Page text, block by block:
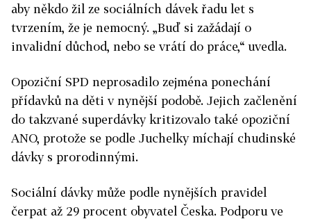
aby někdo žil ze sociálních dávek řadu let s
tvrzením, že je nemocný. „Buď si zažádají o
invalidní důchod, nebo se vrátí do práce,“ uvedla.
Opoziční SPD neprosadilo zejména ponechání
přídavků na děti v nynější podobě. Jejich začlenění
do takzvané superdávky kritizovalo také opoziční
ANO, protože se podle Juchelky míchají chudinské
dávky s prorodinnými.
Sociální dávky může podle nynějších pravidel
čerpat až 29 procent obyvatel Česka. Podporu ve